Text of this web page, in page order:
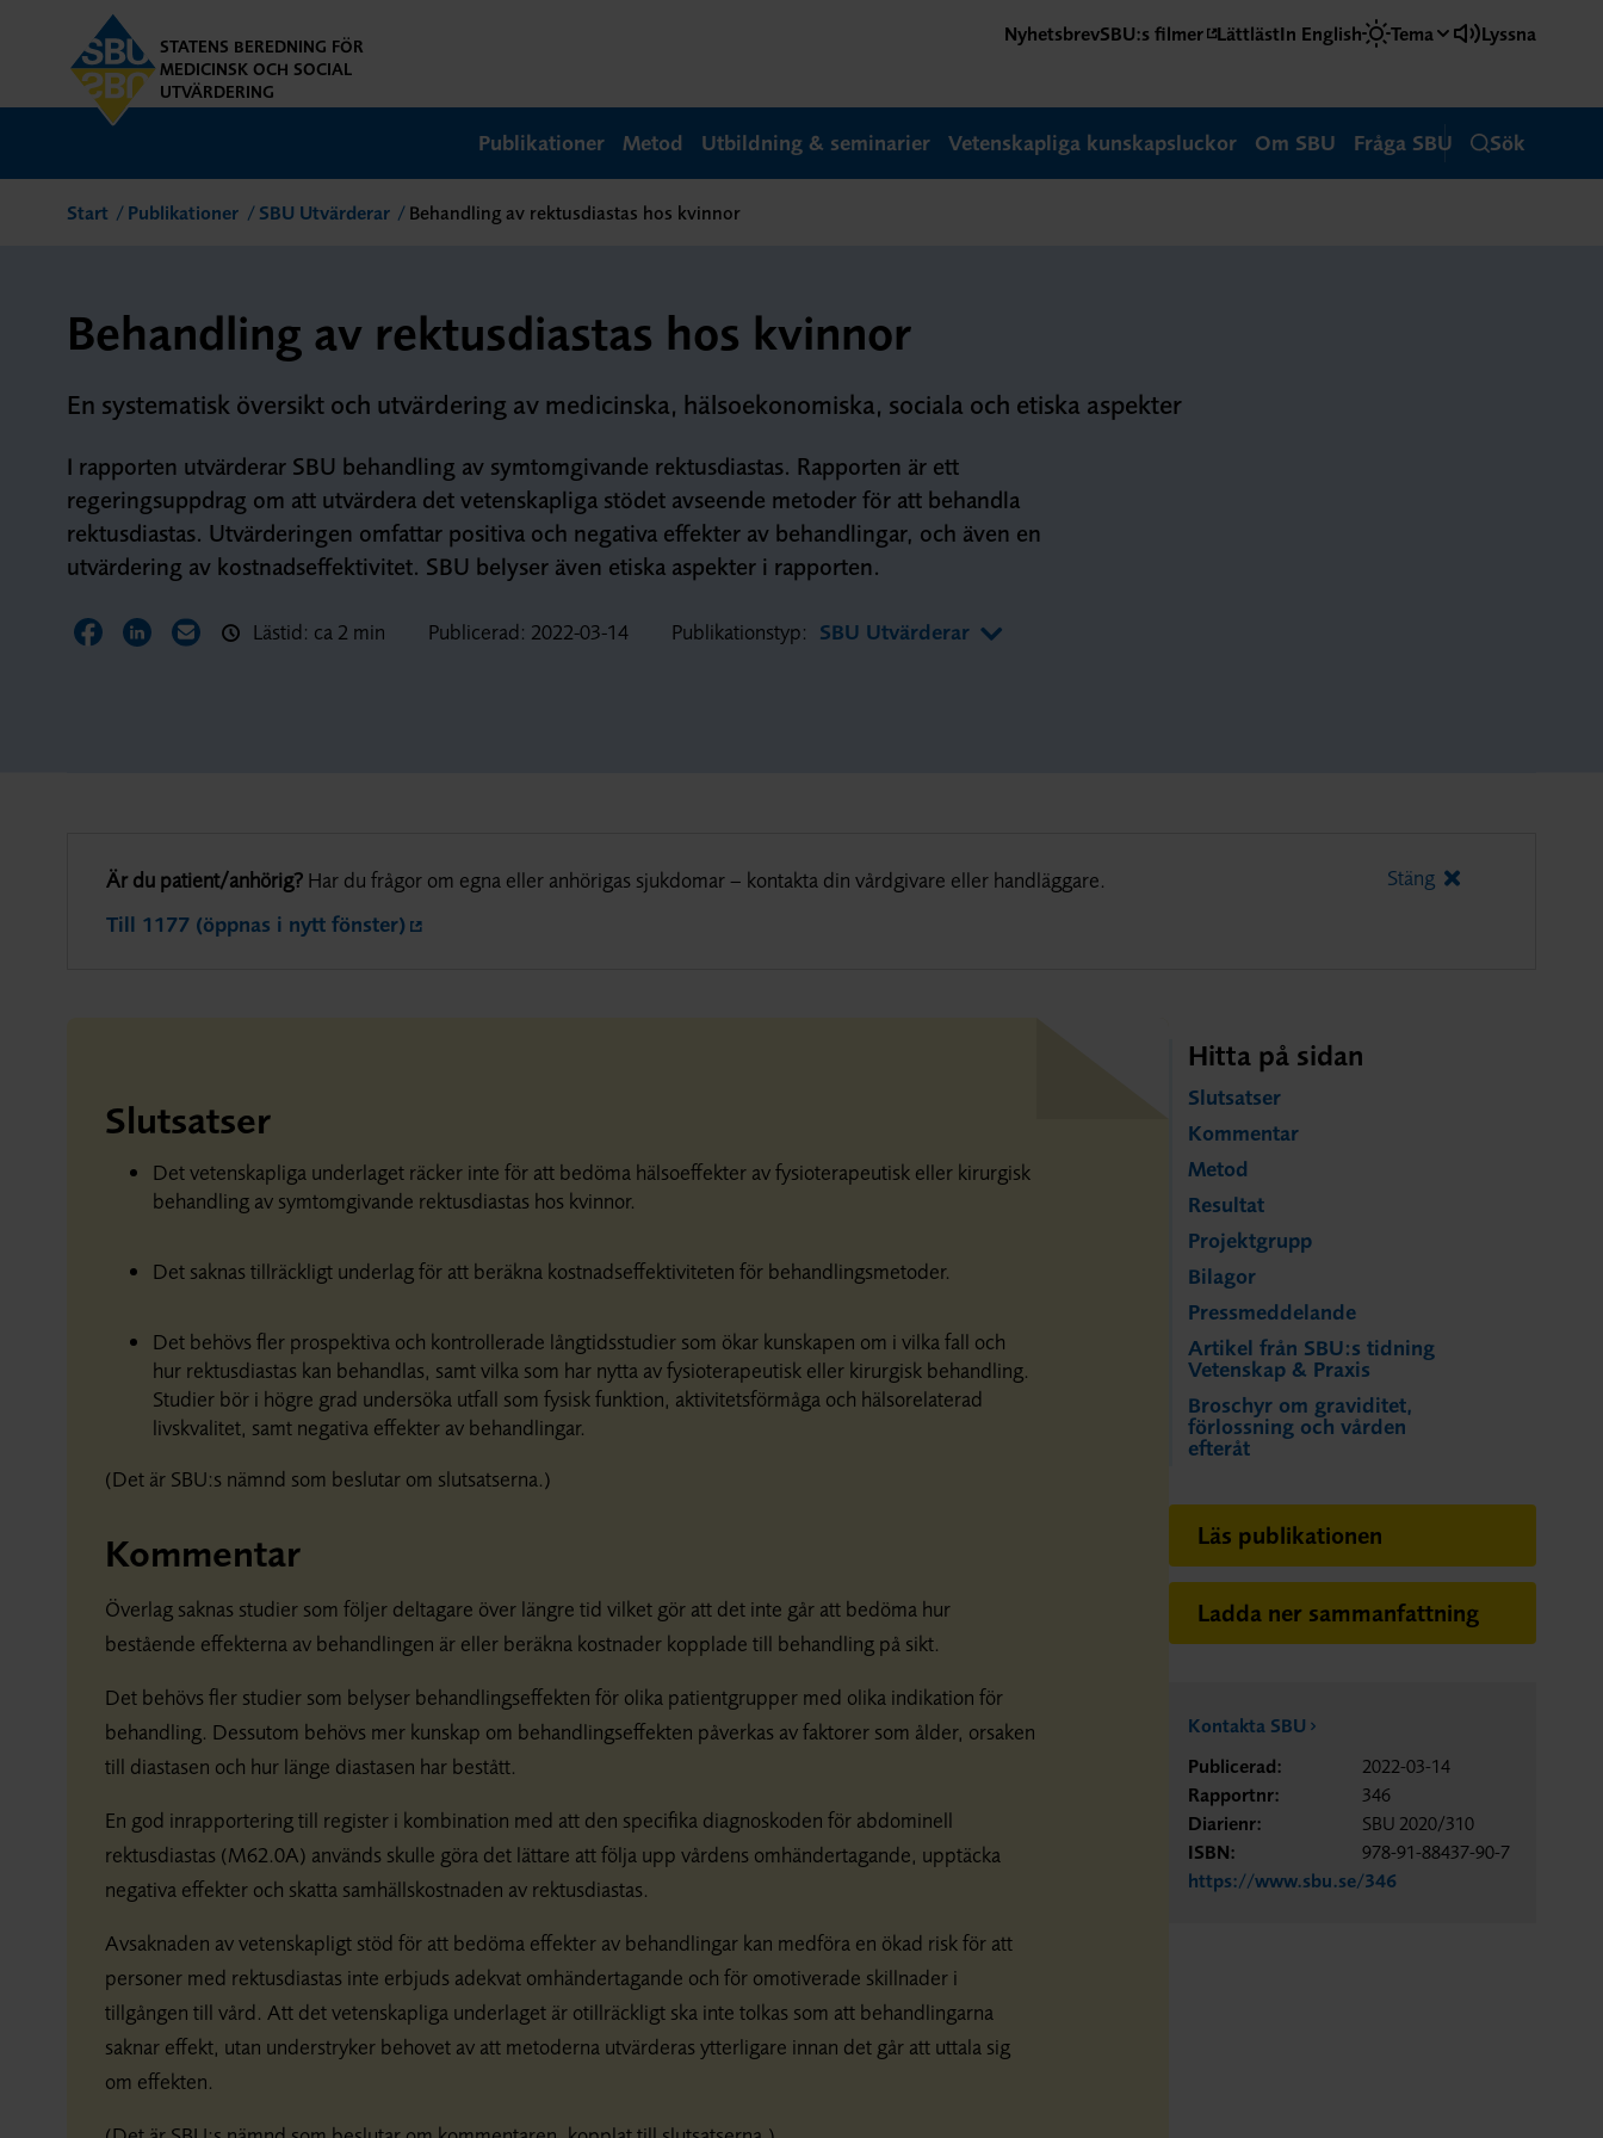
STATENS BEREDNING FÖR
MEDICINSK OCH SOCIAL
UTVÄRDERING
NyhetsbrevSBU:s filmer LättlästIn English Tema Lyssna
Publikationer Metod Utbildning & seminarier Vetenskapliga kunskapsluckor Om SBU Fråga SBU Sök
Start Publikationer SBU Utvärderar Behandling av rektusdiastas hos kvinnor
Behandling av rektusdiastas hos kvinnor
En systematisk översikt och utvärdering av medicinska, hälsoekonomiska, sociala och etiska aspekter
I rapporten utvärderar SBU behandling av symtomgivande rektusdiastas. Rapporten är ett
regeringsuppdrag om att utvärdera det vetenskapliga stödet avseende metoder för att behandla
rektusdiastas. Utvärderingen omfattar positiva och negativa effekter av behandlingar, och även en
utvärdering av kostnadseffektivitet. SBU belyser även etiska aspekter i rapporten.
Dela sidan på Facebook
Dela sidan på LinkedIn
Dela sidan via E-post
Lästid: ca 2 min Publicerad: 2022-03-14 Publikationstyp: SBU Utvärderar
Är du patient/anhörig? Har du frågor om egna eller anhörigas sjukdomar – kontakta din vårdgivare eller handläggare.
Till 1177 (öppnas i nytt fönster)
Stäng
Hitta på sidan
Slutsatser
Kommentar
Metod
Resultat
Projektgrupp
Bilagor
Pressmeddelande
Artikel från SBU:s tidning
Vetenskap & Praxis
Broschyr om graviditet,
förlossning och vården
efteråt
Läs publikationen
Ladda ner sammanfattning
Kontakta SBU
Publicerad:
2022-03-14
Rapportnr:
346
Diarienr:
SBU 2020/310
ISBN:
978-91-88437-90-7
https://www.sbu.se/346
Slutsatser
Det vetenskapliga underlaget räcker inte för att bedöma hälsoeffekter av fysioterapeutisk eller kirurgisk
behandling av symtomgivande rektusdiastas hos kvinnor.
Det saknas tillräckligt underlag för att beräkna kostnadseffektiviteten för behandlingsmetoder.
Det behövs fler prospektiva och kontrollerade långtidsstudier som ökar kunskapen om i vilka fall och
hur rektusdiastas kan behandlas, samt vilka som har nytta av fysioterapeutisk eller kirurgisk behandling.
Studier bör i högre grad undersöka utfall som fysisk funktion, aktivitetsförmåga och hälsorelaterad
livskvalitet, samt negativa effekter av behandlingar.
(Det är SBU:s nämnd som beslutar om slutsatserna.)
Kommentar
Överlag saknas studier som följer deltagare över längre tid vilket gör att det inte går att bedöma hur
bestående effekterna av behandlingen är eller beräkna kostnader kopplade till behandling på sikt.
Det behövs fler studier som belyser behandlingseffekten för olika patientgrupper med olika indikation för
behandling. Dessutom behövs mer kunskap om behandlingseffekten påverkas av faktorer som ålder, orsaken
till diastasen och hur länge diastasen har bestått.
En god inrapportering till register i kombination med att den specifika diagnoskoden för abdominell
rektusdiastas (M62.0A) används skulle göra det lättare att följa upp vårdens omhändertagande, upptäcka
negativa effekter och skatta samhällskostnaden av rektusdiastas.
Avsaknaden av vetenskapligt stöd för att bedöma effekter av behandlingar kan medföra en ökad risk för att
personer med rektusdiastas inte erbjuds adekvat omhändertagande och för omotiverade skillnader i
tillgången till vård. Att det vetenskapliga underlaget är otillräckligt ska inte tolkas som att behandlingarna
saknar effekt, utan understryker behovet av att metoderna utvärderas ytterligare innan det går att uttala sig
om effekten.